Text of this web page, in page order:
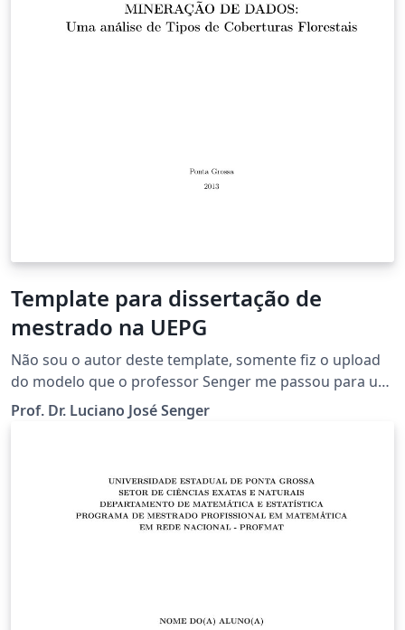
Template para dissertação de
mestrado na UEPG
Não sou o autor deste template, somente fiz o upload
do modelo que o professor Senger me passou para uso
no Overleaf. Se houver um template melhor ou alguma
sugestão de melhoria por favor me contate por e-mail:
Prof. Dr. Luciano José Senger